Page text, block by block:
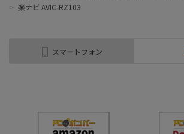
> 楽ナビ AVIC-RZ103
スマートフォン